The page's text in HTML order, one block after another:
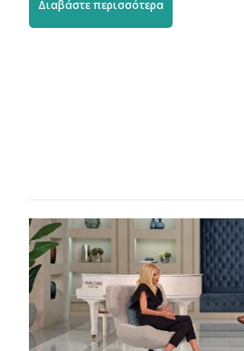
Διαβάστε περισσότερα